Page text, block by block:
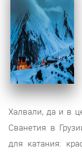
Халвали, да и в
Сванетия в
для катания: